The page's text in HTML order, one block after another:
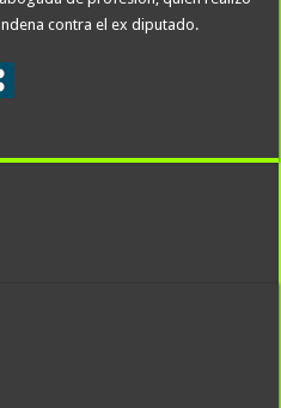
contra el ex diputado.